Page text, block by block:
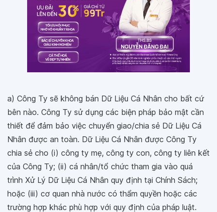
a) Công Ty sẽ không bán Dữ Liệu Cá Nhân cho bất cứ
bên nào. Công Ty sử dụng các biện pháp bảo mật cần
thiết để đảm bảo việc chuyển giao/chia sẻ Dữ Liệu Cá
Nhân được an toàn. Dữ Liệu Cá Nhân được Công Ty
chia sẻ cho (i) công ty mẹ, công ty con, công ty liên kết
của Công Ty; (ii) cá nhân/tổ chức tham gia vào quá
trình Xử Lý Dữ Liệu Cá Nhân quy định tại Chính Sách;
hoặc (iii) cơ quan nhà nước có thẩm quyền hoặc các
trường hợp khác phù hợp với quy định của pháp luật.